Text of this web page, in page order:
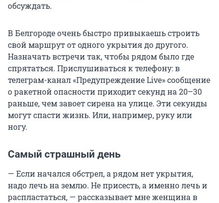
обсуждать.
В Белгороде очень быстро привыкаешь строить
свой маршрут от одного укрытия до другого.
Назначать встречи так, чтобы рядом было где
спрятаться. Прислушиваться к телефону: в
телеграм-канал «Предупреждение Live» сообщение
о ракетной опасности приходит секунд на 20–30
раньше, чем завоет сирена на улице. Эти секунды
могут спасти жизнь. Или, например, руку или
ногу.
Самый страшный день
— Если начался обстрел, а рядом нет укрытия,
надо лечь на землю. Не присесть, а именно лечь и
распластаться, — рассказывает мне женщина в